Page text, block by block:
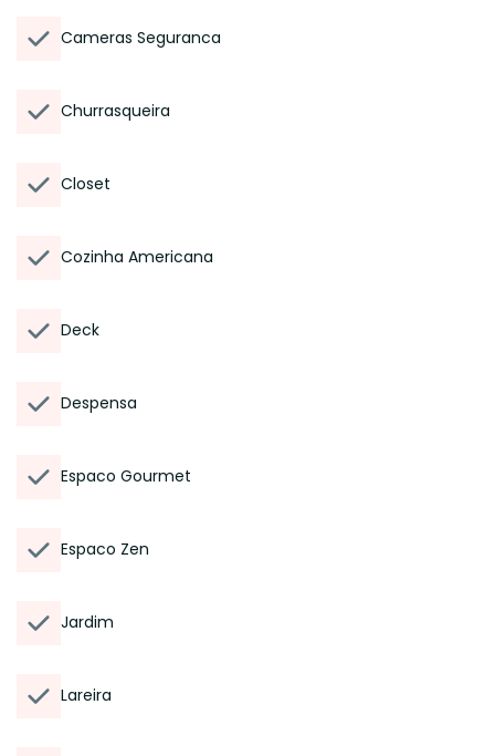
Cameras Seguranca
Churrasqueira
Closet
Cozinha Americana
Deck
Despensa
Espaco Gourmet
Espaco Zen
Jardim
Lareira